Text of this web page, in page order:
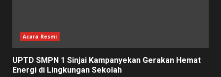
Acara Resmi
UPTD SMPN 1 Sinjai Kampanyekan Gerakan Hemat
Energi di Lingkungan Sekolah